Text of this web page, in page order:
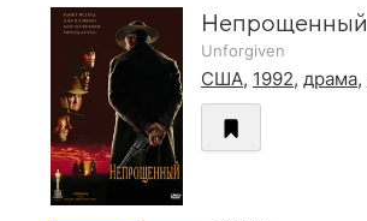
Непрощенный
Unforgiven
США, 1992, драма,